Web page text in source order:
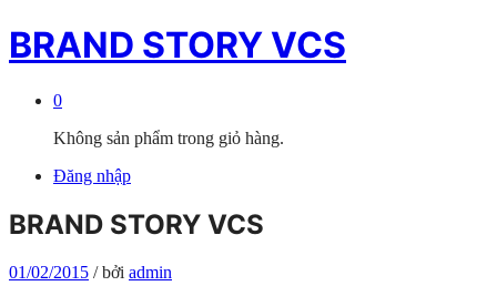
BRAND STORY VCS
0
Không sản phẩm trong giỏ hàng.
Đăng nhập
BRAND STORY VCS
01/02/2015 /bởi admin